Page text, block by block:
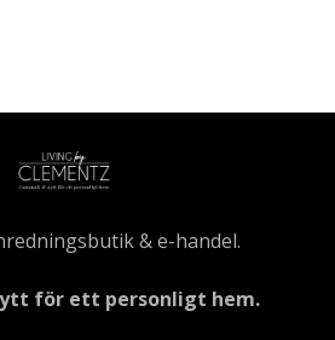
& e-handel.
för ett personligt hem.